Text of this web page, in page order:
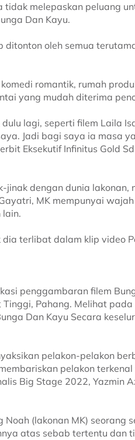
melepaskan peluang
Dan Kayu.
oleh semua
romantik, rumah
yang mudah diterima
lagi, seperti filem Laila
Jadi bagi saya ia masa
Eksekutif Infinitus Gold
jinak dengan dunia
MK mempunyai
lain.
terlibat dalam klip video
penggambaran filem
Pahang. Melihat
Dan Kayu Secara
pelakon-pelakon
pelakon
Big Stage 2022, Yazmin
(lakonan MK) seorang
atas sebab tertentu dan